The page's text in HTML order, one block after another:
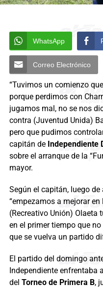
WhatsApp
Correo Electrónico
“Tuvimos un comienzo
porque perdimos con
jugamos mal, no se nos
contra (Juventud Unida)
pero que pudimos
capitán de Independiente
sobre el arranque de la
mayor.
Según el capitán, luego
“empezamos a mejorar
(Recreativo Unión)
en el primer tiempo que
que se vuelva un partido
El partido del domingo
Independiente enfrentaba
del Torneo de Primera B,